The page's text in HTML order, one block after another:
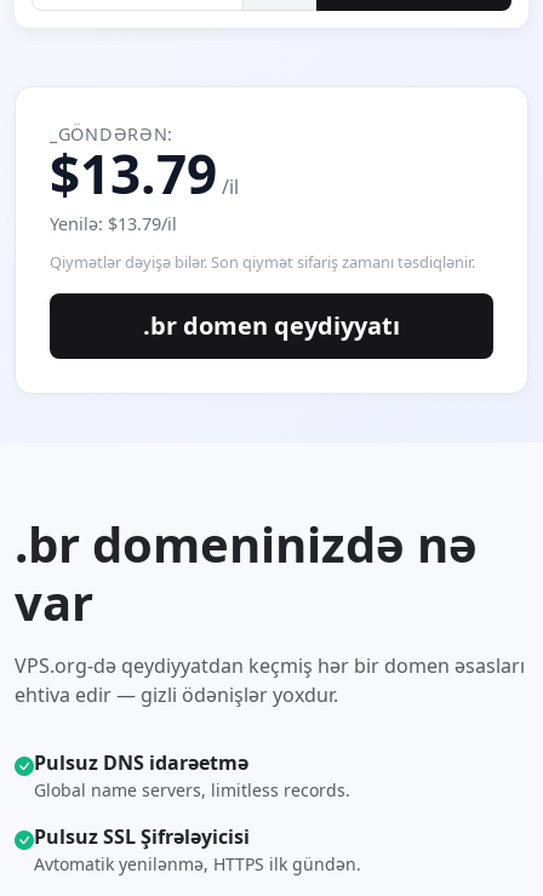
_GÖNDƏRƏN:
$13.79 /il
Yenilə: $13.79/il
Qiymətlər dəyişə bilər. Son qiymət sifariş zamanı təsdiqlənir.
.br domen qeydiyyatı
.br domeninizdə nə
var
VPS.org-də qeydiyyatdan keçmiş hər bir domen əsasları
ehtiva edir — gizli ödənişlər yoxdur.
Pulsuz DNS idarəetmə
Global name servers, limitless records.
Pulsuz SSL Şifrələyicisi
Avtomatik yenilənmə, HTTPS ilk gündən.